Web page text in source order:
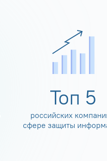
Топ 5
российских
сфере защиты